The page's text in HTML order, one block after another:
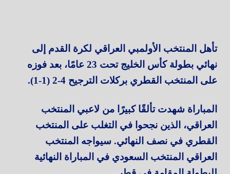
تأهل المنتخب الأولمبي العراقي لكرة القدم إلى
نهائي بطولة كأس الخليج تحت 23 عامًا، بعد فوزه
على المنتخب القطري بركلات الترجيح 4-2 (1-1).
المباراة شهدت تألقًا كبيرًا من لاعبي المنتخب
العراقي، الذين نجحوا في التغلب على المنتخب
القطري في نصف النهائي. سيواجه المنتخب
العراقي المنتخب السعودي في المباراة النهائية